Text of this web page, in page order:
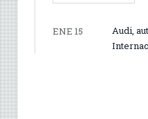
ENE 15
Audi,